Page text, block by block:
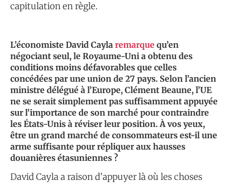
capitulation en règle.
L’économiste David Cayla remarque qu’en
négociant seul, le Royaume-Uni a obtenu des
conditions moins défavorables que celles
concédées par une union de 27 pays. Selon l’ancien
ministre délégué à l’Europe, Clément Beaune, l’UE
ne se serait simplement pas suffisamment appuyée
sur l’importance de son marché pour contraindre
les États-Unis à réviser leur position. À vos yeux,
être un grand marché de consommateurs est-il une
arme suffisante pour répliquer aux hausses
douanières étasuniennes ?
David Cayla a raison d’appuyer là où les choses